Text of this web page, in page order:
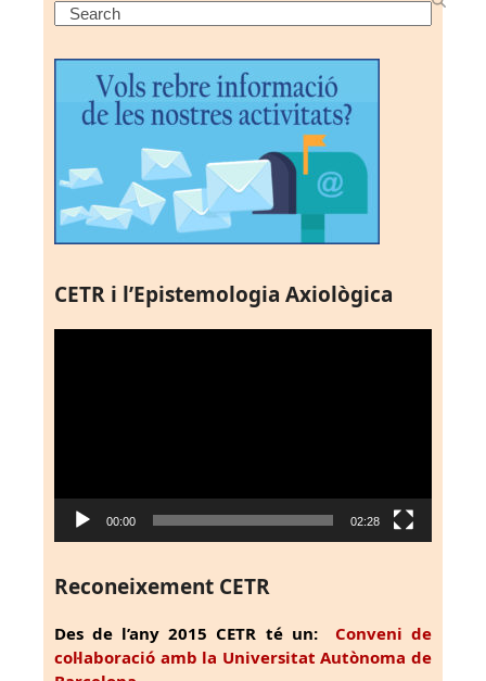
Search
CETR i l’Epistemologia Axiològica
00:00 02:28
Reconeixement CETR
Des de l’any 2015 CETR té un: Conveni de
col·laboració amb la Universitat Autònoma de